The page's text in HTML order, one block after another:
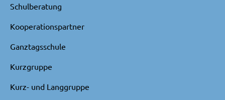
Schulberatung
Kooperationspartner
Ganztagsschule
Kurzgruppe
Kurz- und Langgruppe